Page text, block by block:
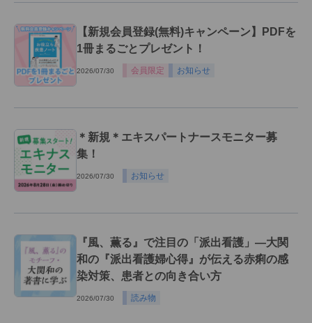
【新規会員登録(無料)キャンペーン】PDFを
1冊まるごとプレゼント！
2026/07/30 会員限定 お知らせ
＊新規＊エキスパートナースモニター募
集！
2026/07/30 お知らせ
『風、薫る』で注目の「派出看護」―大関
和の『派出看護婦心得』が伝える赤痢の感
染対策、患者との向き合い方
2026/07/30 読み物